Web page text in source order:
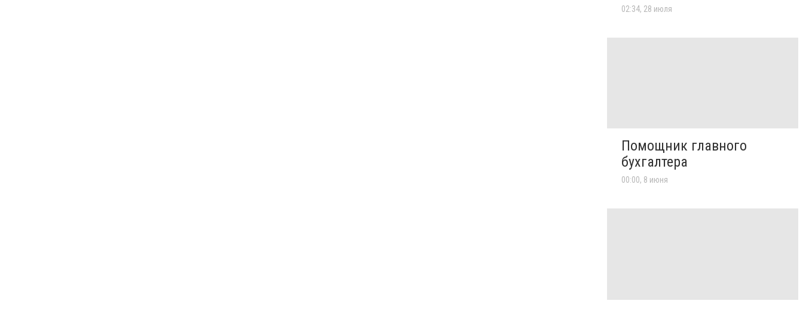
02:34, 28 июля
Помощник главного
бухгалтера
00:00, 8 июня